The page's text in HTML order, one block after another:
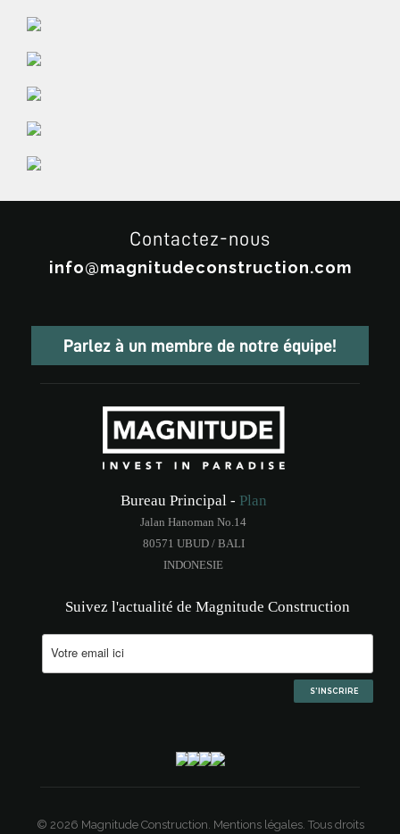
Contactez-nous
info@magnitudeconstruction.com
Parlez à un membre de notre équipe!
Bureau Principal - Plan
Jalan Hanoman No.14
80571 UBUD / BALI
INDONESIE
Suivez l'actualité de Magnitude Construction
© 2026 Magnitude Construction. Mentions légales. Tous droits